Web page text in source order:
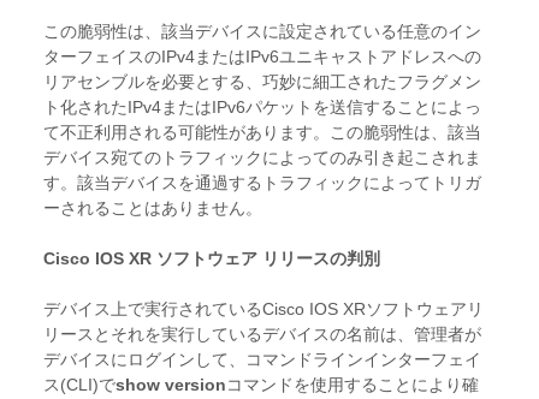
この脆弱性は、該当デバイスに設定されている任意のイン
ターフェイスのIPv4またはIPv6ユニキャストアドレスへの
リアセンブルを必要とする、巧妙に細工されたフラグメン
ト化されたIPv4またはIPv6パケットを送信することによっ
て不正利用される可能性があります。この脆弱性は、該当
デバイス宛てのトラフィックによってのみ引き起こされま
す。該当デバイスを通過するトラフィックによってトリガ
ーされることはありません。
Cisco IOS XR ソフトウェア リリースの判別
デバイス上で実行されているCisco IOS XRソフトウェアリ
リースとそれを実行しているデバイスの名前は、管理者が
デバイスにログインして、コマンドラインインターフェイ
ス(CLI)でshow versionコマンドを使用することにより確